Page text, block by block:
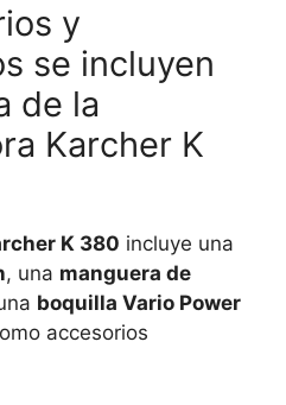
y
se incluyen
de la
Karcher K
K 380 incluye una
, una manguera de
boquilla Vario Power
accesorios